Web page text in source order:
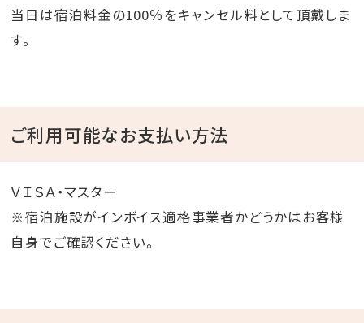
当日は宿泊料金の100％をキャンセル料として頂戴しま
す。
ご利用可能なお支払い方法
ＶＩＳＡ・マスター
※宿泊施設がインボイス適格事業者かどうかはお客様
自身でご確認ください。